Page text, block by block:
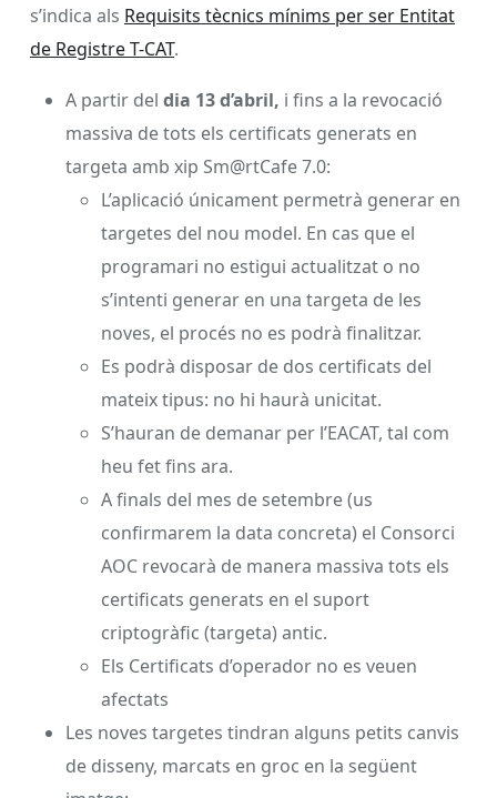
s’indica als Requisits tècnics mínims per ser Entitat
de Registre T-CAT.
A partir del dia 13 d’abril, i fins a la revocació
massiva de tots els certificats generats en
targeta amb xip Sm@rtCafe 7.0:
L’aplicació únicament permetrà generar en
targetes del nou model. En cas que el
programari no estigui actualitzat o no
s’intenti generar en una targeta de les
noves, el procés no es podrà finalitzar.
Es podrà disposar de dos certificats del
mateix tipus: no hi haurà unicitat.
S’hauran de demanar per l’EACAT, tal com
heu fet fins ara.
A finals del mes de setembre (us
confirmarem la data concreta) el Consorci
AOC revocarà de manera massiva tots els
certificats generats en el suport
criptogràfic (targeta) antic.
Els Certificats d’operador no es veuen
afectats
Les noves targetes tindran alguns petits canvis
de disseny, marcats en groc en la següent